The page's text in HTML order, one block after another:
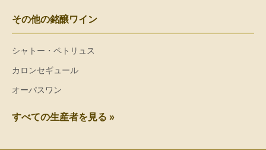
その他の銘醸ワイン
シャトー・ペトリュス
カロンセギュール
オーパスワン
すべての生産者を見る »